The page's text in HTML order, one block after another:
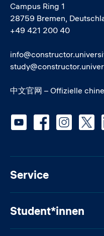
Campus Ring 1
28759 Bremen,
+49 421 200 40
中文官网 – Offizielle
Service
Student*innen
Social media